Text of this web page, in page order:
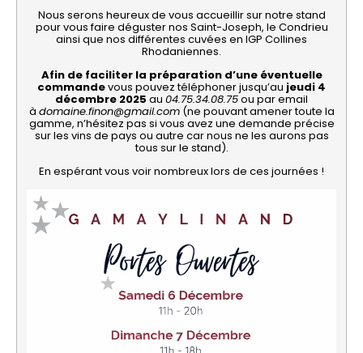
Nous serons heureux de vous accueillir sur notre stand
pour vous faire déguster nos Saint-Joseph, le Condrieu
ainsi que nos différentes cuvées en IGP Collines
Rhodaniennes.
Afin de faciliter la préparation d’une éventuelle
commandevous pouvez téléphoner jusqu’au jeudi 4
décembre 2025 au 04.75.34.08.75ou par email
à domaine.finon@gmail.com(ne pouvant amener toute la
gamme, n’hésitez pas si vous avez une demande précise
sur les vins de pays ou autre car nous ne les aurons pas
tous sur le stand).
En espérant vous voir nombreux lors de ces journées !